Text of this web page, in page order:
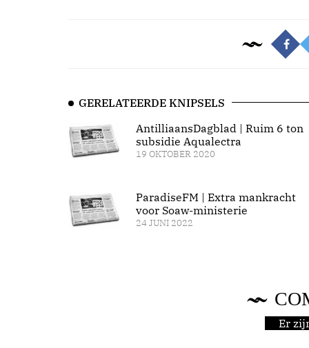
GERELATEERDE KNIPSELS
AntilliaansDagblad | Ruim 6 ton
subsidie Aqualectra
19 OKTOBER 2020
ParadiseFM | Extra mankracht
voor Soaw-ministerie
24 JUNI 2022
Er